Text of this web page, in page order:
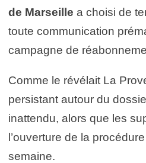
de Marseille a choisi de
toute communication
campagne de
Comme le révélait La
persistant autour du
inattendu, alors que les
l’ouverture de la
semaine.